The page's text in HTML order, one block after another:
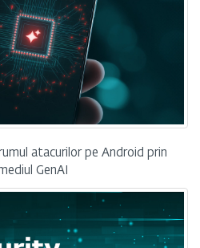
atacurilor pe Android prin
GenAI